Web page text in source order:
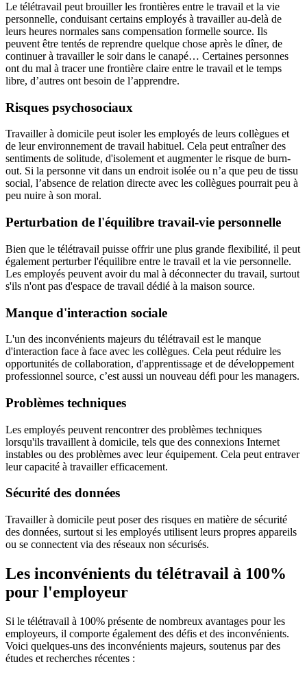
Le télétravail peut brouiller les frontières entre le travail et la vie
personnelle, conduisant certains employés à travailler au-delà de
leurs heures normales sans compensation formelle source. Ils
peuvent être tentés de reprendre quelque chose après le dîner, de
continuer à travailler le soir dans le canapé… Certaines personnes
ont du mal à tracer une frontière claire entre le travail et le temps
libre, d’autres ont besoin de l’apprendre.
Risques psychosociaux
Travailler à domicile peut isoler les employés de leurs collègues et
de leur environnement de travail habituel. Cela peut entraîner des
sentiments de solitude, d'isolement et augmenter le risque de burn-
out. Si la personne vit dans un endroit isolée ou n’a que peu de tissu
social, l’absence de relation directe avec les collègues pourrait peu à
peu nuire à son moral.
Perturbation de l'équilibre travail-vie personnelle
Bien que le télétravail puisse offrir une plus grande flexibilité, il peut
également perturber l'équilibre entre le travail et la vie personnelle.
Les employés peuvent avoir du mal à déconnecter du travail, surtout
s'ils n'ont pas d'espace de travail dédié à la maison source.
Manque d'interaction sociale
L'un des inconvénients majeurs du télétravail est le manque
d'interaction face à face avec les collègues. Cela peut réduire les
opportunités de collaboration, d'apprentissage et de développement
professionnel source, c’est aussi un nouveau défi pour les managers.
Problèmes techniques
Les employés peuvent rencontrer des problèmes techniques
lorsqu'ils travaillent à domicile, tels que des connexions Internet
instables ou des problèmes avec leur équipement. Cela peut entraver
leur capacité à travailler efficacement.
Sécurité des données
Travailler à domicile peut poser des risques en matière de sécurité
des données, surtout si les employés utilisent leurs propres appareils
ou se connectent via des réseaux non sécurisés.
Les inconvénients du télétravail à 100%
pour l'employeur
Si le télétravail à 100% présente de nombreux avantages pour les
employeurs, il comporte également des défis et des inconvénients.
Voici quelques-uns des inconvénients majeurs, soutenus par des
études et recherches récentes :